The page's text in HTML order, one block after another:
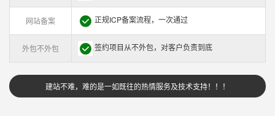
网站备案 正规ICP备案流程，一次通过
外包不外包 签约项目从不外包，对客户负责到底
建站不难，难的是一如既往的热情服务及技术支持！！！